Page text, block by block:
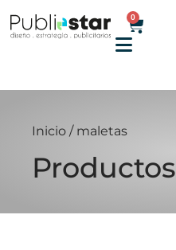
0
Inicio / maletas
Productos